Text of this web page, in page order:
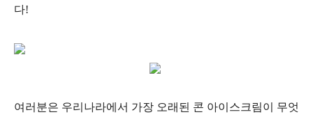
다!
여러분은 우리나라에서 가장 오래된 콘 아이스크림이 무엇